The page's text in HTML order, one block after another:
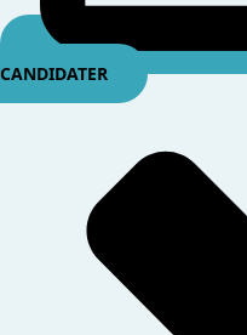
CANDIDATER